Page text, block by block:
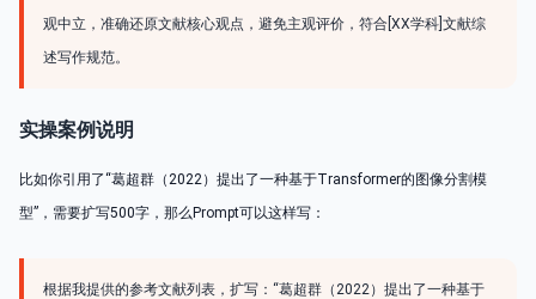
观中立，准确还原文献核心观点，避免主观评价，符合[XX学科]文献综
述写作规范。
实操案例说明
比如你引用了“葛超群（2022）提出了一种基于Transformer的图像分割模
型”，需要扩写500字，那么Prompt可以这样写：
根据我提供的参考文献列表，扩写：“葛超群（2022）提出了一种基于